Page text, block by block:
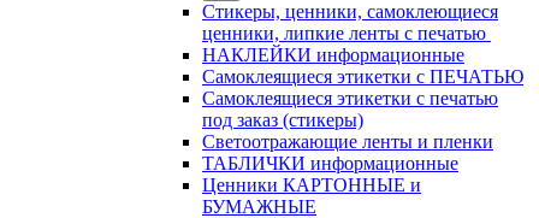
Стикеры, ценники, самоклеющиеся
ценники, липкие ленты с печатью
НАКЛЕЙКИ информационные
Самоклеящиеся этикетки с ПЕЧАТЬЮ
Самоклеящиеся этикетки с печатью
под заказ (стикеры)
Светоотражающие ленты и пленки
ТАБЛИЧКИ информационные
Ценники КАРТОННЫЕ и
БУМАЖНЫЕ